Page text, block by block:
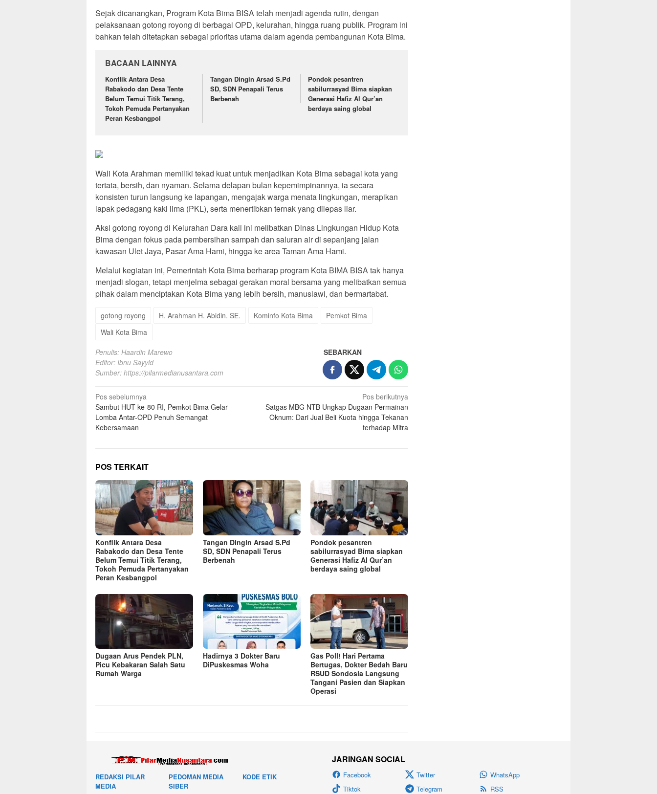
Sejak dicanangkan, Program Kota Bima BISA telah menjadi agenda rutin, dengan
pelaksanaan gotong royong di berbagai OPD, kelurahan, hingga ruang publik. Program ini
bahkan telah ditetapkan sebagai prioritas utama dalam agenda pembangunan Kota Bima.
BACAAN LAINNYA
Konflik Antara Desa
Rabakodo dan Desa Tente
Belum Temui Titik Terang,
Tokoh Pemuda Pertanyakan
Peran Kesbangpol
Tangan Dingin Arsad S.Pd
SD, SDN Penapali Terus
Berbenah
Pondok pesantren
sabilurrasyad Bima siapkan
Generasi Hafiz Al Qur’an
berdaya saing global
Wali Kota Arahman memiliki tekad kuat untuk menjadikan Kota Bima sebagai kota yang
tertata, bersih, dan nyaman. Selama delapan bulan kepemimpinannya, ia secara
konsisten turun langsung ke lapangan, mengajak warga menata lingkungan, merapikan
lapak pedagang kaki lima (PKL), serta menertibkan ternak yang dilepas liar.
Aksi gotong royong di Kelurahan Dara kali ini melibatkan Dinas Lingkungan Hidup Kota
Bima dengan fokus pada pembersihan sampah dan saluran air di sepanjang jalan
kawasan Ulet Jaya, Pasar Ama Hami, hingga ke area Taman Ama Hami.
Melalui kegiatan ini, Pemerintah Kota Bima berharap program Kota BIMA BISA tak hanya
menjadi slogan, tetapi menjelma sebagai gerakan moral bersama yang melibatkan semua
pihak dalam menciptakan Kota Bima yang lebih bersih, manusiawi, dan bermartabat.
gotong royong H. Arahman H. Abidin. SE. Kominfo Kota Bima
Pemkot Bima
Wali Kota Bima
Penulis: Haardin Marewo
Editor: Ibnu Sayyid
Sumber: https://pilarmedianusantara.com
SEBARKAN
Navigasi
pos
Pos sebelumnya
Sambut HUT ke-80 RI, Pemkot Bima Gelar
Lomba Antar-OPD Penuh Semangat
Kebersamaan
Pos berikutnya
Satgas MBG NTB Ungkap Dugaan Permainan
Oknum: Dari Jual Beli Kuota hingga Tekanan
terhadap Mitra
POS TERKAIT
Konflik Antara Desa
Rabakodo dan Desa Tente
Belum Temui Titik Terang,
Tokoh Pemuda Pertanyakan
Peran Kesbangpol
Tangan Dingin Arsad S.Pd
SD, SDN Penapali Terus
Berbenah
Pondok pesantren
sabilurrasyad Bima siapkan
Generasi Hafiz Al Qur’an
berdaya saing global
Dugaan Arus Pendek PLN,
Picu Kebakaran Salah Satu
Rumah Warga
Hadirnya 3 Dokter Baru
DiPuskesmas Woha
Gas Poll! Hari Pertama
Bertugas, Dokter Bedah Baru
RSUD Sondosia Langsung
Tangani Pasien dan Siapkan
Operasi
REDAKSI PILAR
MEDIA
PEDOMAN MEDIA
SIBER
KODE ETIK
JARINGAN SOCIAL
Facebook Twitter
WhatsApp
Tiktok
Telegram RSS